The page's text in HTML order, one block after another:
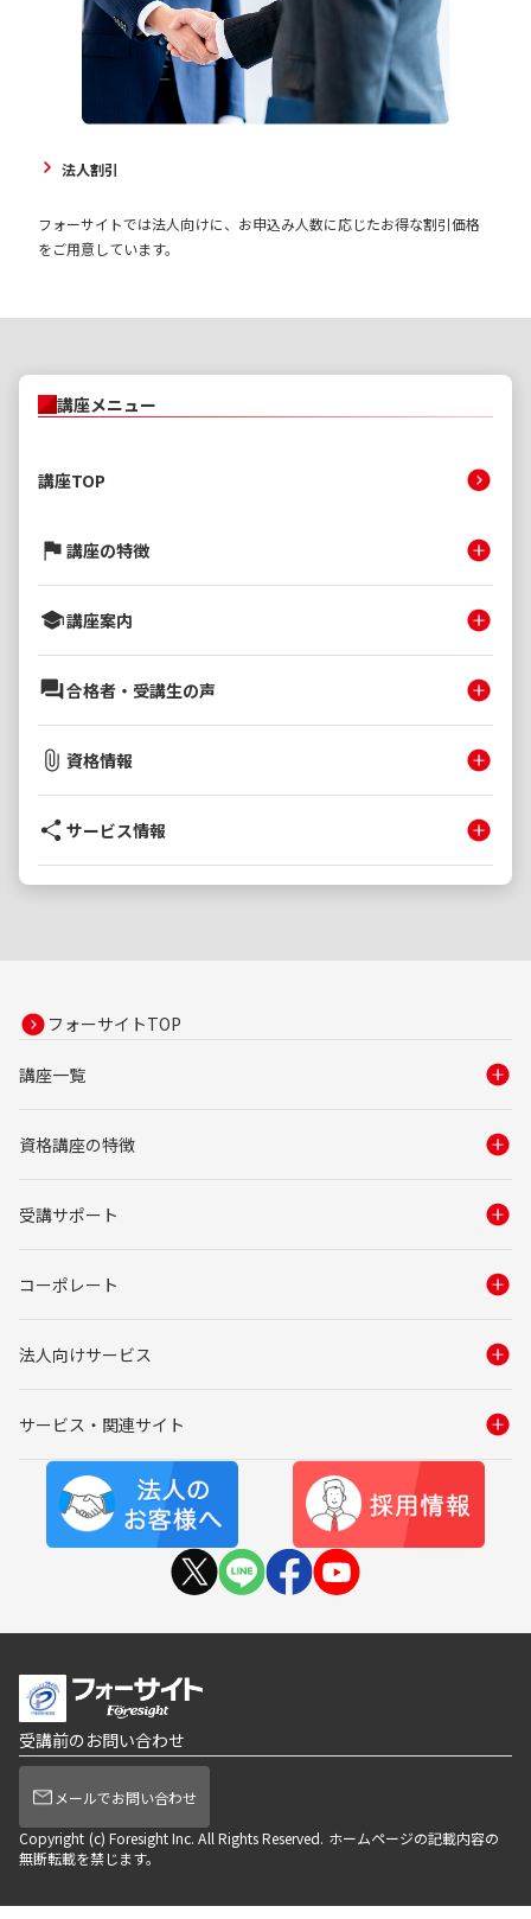
法人割引
フォーサイトでは法人向けに、お申込み人数に応じたお得な割引価格
をご用意しています。
講座メニュー
講座TOP
講座の特徴
講座案内
合格者・受講生の声
資格情報
サービス情報
フォーサイトTOP
講座一覧
資格講座の特徴
受講サポート
コーポレート
法人向けサービス
サービス・関連サイト
受講前のお問い合わせ
メールでお問い合わせ
Copyright (c) Foresight Inc. All Rights Reserved. ホームページの記載内容の
無断転載を禁じます。